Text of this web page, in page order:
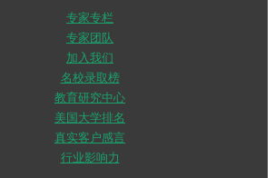
专家专栏
专家团队
加入我们
名校录取榜
教育研究中心
美国大学排名
真实客户感言
行业影响力